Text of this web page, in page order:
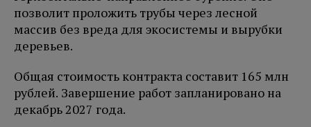
позволит проложить трубы через лесной
массив без вреда для экосистемы и вырубки
деревьев.
Общая стоимость контракта составит 165 млн
рублей. Завершение работ запланировано на
декабрь 2027 года.